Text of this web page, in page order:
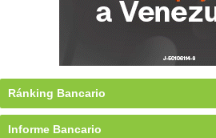
Ránking Bancario
Informe Bancario